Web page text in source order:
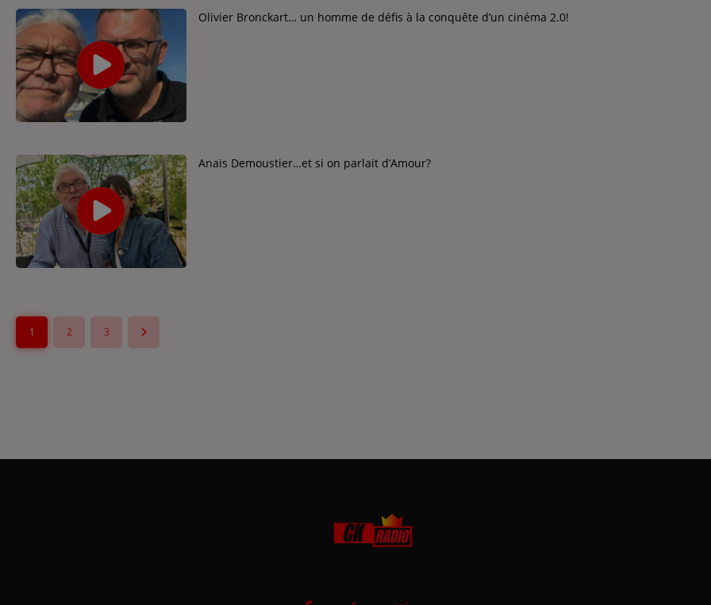
Olivier Bronckart… un homme de défis à la conquête d’un cinéma 2.0!
Anaïs Demoustier…et si on parlait d’Amour?
1 2 3